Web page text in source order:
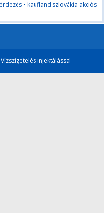
• kaufland szlovákia akciós
Vízszigetelés injektálással